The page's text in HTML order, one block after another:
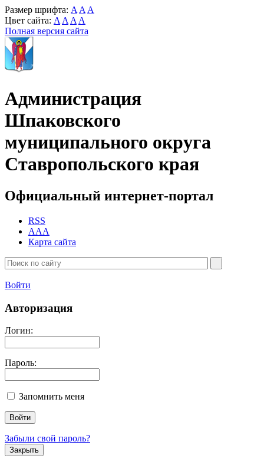
Размер шрифта: A A A
Цвет сайта: A A A A
Полная версия сайта
Администрация
Шпаковского
муниципального округа
Ставропольского края
Официальный интернет-портал
RSS
AAA
Карта сайта
Войти
Авторизация
Логин:
Пароль:
Запомнить меня
Забыли свой пароль?
Закрыть